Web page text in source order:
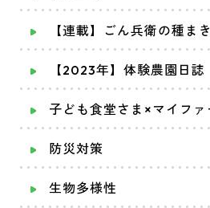
【連載】ごん兵衛の種ま
【2023年】体験農園日誌
子ども食堂さま×マイフ
防災対策
生物多様性